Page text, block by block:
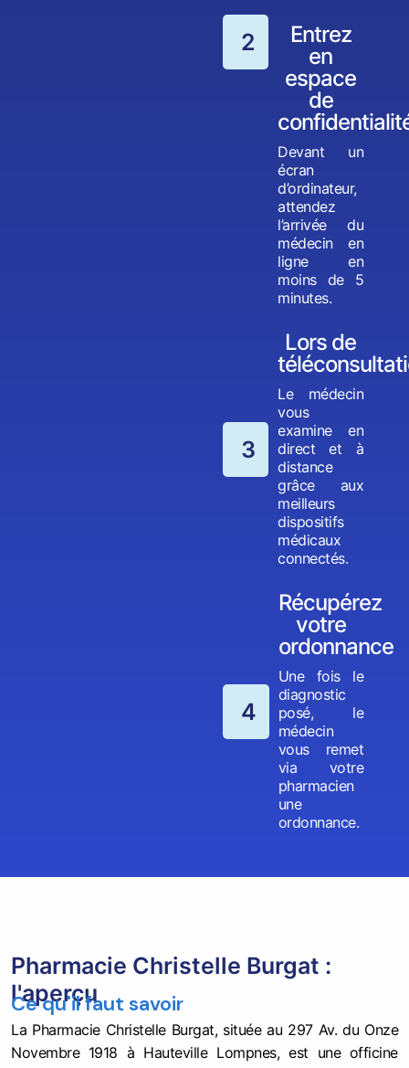
2
Entrez
en
espace
de
Devant un
écran
d’ordinateur,
attendez
l’arrivée du
médecin en
ligne en
moins de 5
minutes.
3
Lors de
Le médecin
vous
examine en
direct et à
distance
grâce aux
meilleurs
dispositifs
médicaux
connectés.
4
Récupérez
votre
ordonnance
Une fois le
diagnostic
posé, le
médecin
vous remet
via votre
pharmacien
une
ordonnance.
Pharmacie Christelle Burgat :
l'aperçu
Ce qu'il faut savoir
La Pharmacie Christelle Burgat, située au 297 Av. du Onze
Novembre 1918 à Hauteville Lompnes, est une officine